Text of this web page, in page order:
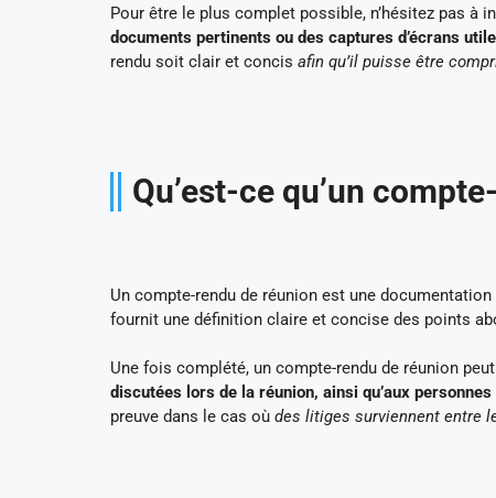
Pour être le plus complet possible, n’hésitez pas
documents pertinents ou des captures d’écrans
rendu soit clair et concis afin qu’il puisse être
Qu’est-ce qu’un
Un compte-rendu de réunion est une
fournit une définition claire et concise des points
Une fois complété, un compte-rendu de réunion
discutées lors de la réunion, ainsi qu’aux
preuve dans le cas où des litiges surviennent entre